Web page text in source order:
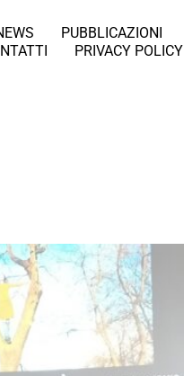
PUBBLICAZIONI
PRIVACY POLICY